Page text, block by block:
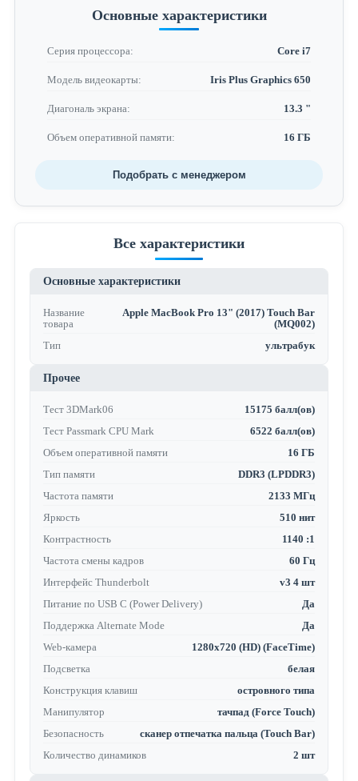
Основные характеристики
Серия процессора: Core i7
Модель видеокарты: Iris Plus Graphics 650
Диагональ экрана: 13.3 "
Объем оперативной памяти: 16 ГБ
Подобрать с менеджером
Все характеристики
Основные характеристики
Название
товара
Apple MacBook Pro 13" (2017) Touch Bar
(MQ002)
Тип
ультрабук
Прочее
Тест 3DMark06
15175 балл(ов)
Тест Passmark CPU Mark
6522 балл(ов)
Объем оперативной памяти
16 ГБ
Тип памяти
DDR3 (LPDDR3)
Частота памяти
2133 МГц
Яркость
510 нит
Контрастность
1140 :1
Частота смены кадров
60 Гц
Интерфейс Thunderbolt
v3 4 шт
Питание по USB C (Power Delivery)
Да
Поддержка Alternate Mode
Да
Web-камера
1280x720 (HD) (FaceTime)
Подсветка
белая
Конструкция клавиш
островного типа
Манипулятор
тачпад (Force Touch)
Безопасность
сканер отпечатка пальца (Touch Bar)
Количество динамиков
2 шт